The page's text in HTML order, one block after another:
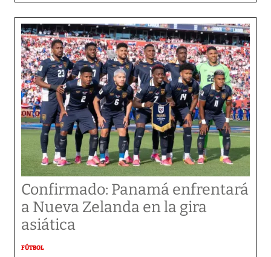
Confirmado: Panamá enfrentará
a Nueva Zelanda en la gira
asiática
FÚTBOL